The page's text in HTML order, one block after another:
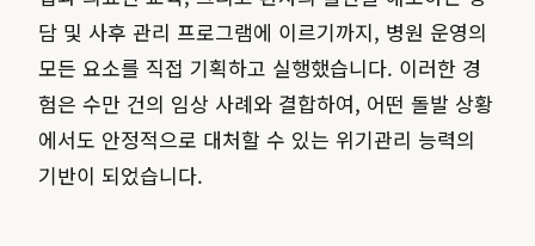
담 및 사후 관리 프로그램에 이르기까지, 병원 운영의
모든 요소를 직접 기획하고 실행했습니다. 이러한 경
험은 수만 건의 임상 사례와 결합하여, 어떤 돌발 상황
에서도 안정적으로 대처할 수 있는 위기관리 능력의
기반이 되었습니다.